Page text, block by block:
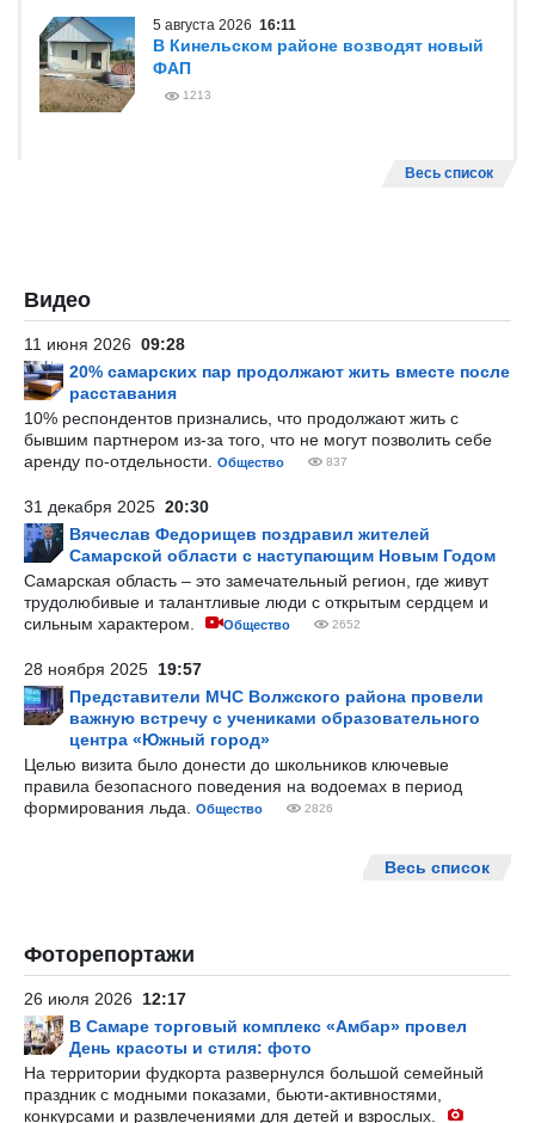
5 августа 2026 16:11
В Кинельском районе возводят новый
ФАП
1213
Весь список
Видео
11 июня 2026 09:28
20% самарских пар продолжают жить вместе после
расставания
10% респондентов признались, что продолжают жить с
бывшим партнером из-за того, что не могут позволить себе
аренду по-отдельности.
Общество 837
31 декабря 2025 20:30
Вячеслав Федорищев поздравил жителей
Самарской области с наступающим Новым Годом
Самарская область – это замечательный регион, где живут
трудолюбивые и талантливые люди с открытым сердцем и
сильным характером.
Общество 2652
28 ноября 2025 19:57
Представители МЧС Волжского района провели
важную встречу с учениками образовательного
центра «Южный город»
Целью визита было донести до школьников ключевые
правила безопасного поведения на водоемах в период
формирования льда.
Общество 2826
Весь список
Фоторепортажи
26 июля 2026 12:17
В Самаре торговый комплекс «Амбар» провел
День красоты и стиля: фото
На территории фудкорта развернулся большой семейный
праздник с модными показами, бьюти-активностями,
конкурсами и развлечениями для детей и взрослых.